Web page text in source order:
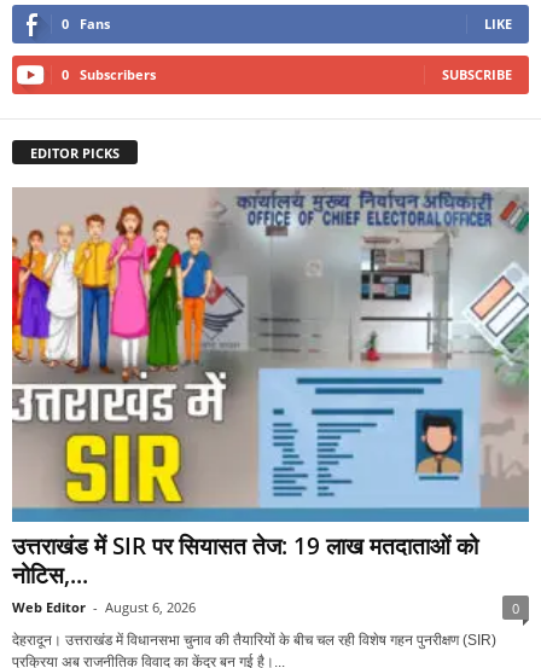
0 Fans LIKE
0 Subscribers SUBSCRIBE
EDITOR PICKS
उत्तराखंड में SIR पर सियासत तेज: 19 लाख मतदाताओं को
नोटिस,...
Web Editor - August 6, 2026 0
देहरादून। उत्तराखंड में विधानसभा चुनाव की तैयारियों के बीच चल रही विशेष गहन पुनरीक्षण (SIR)
प्रक्रिया अब राजनीतिक विवाद का केंद्र बन गई है।...